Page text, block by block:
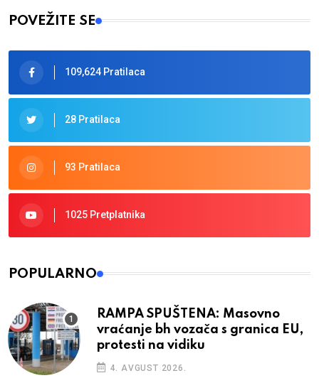
POVEŽITE SE
109,624 Pratilaca
28 Pratilaca
93 Pratilaca
1025 Pretplatnika
POPULARNO
RAMPA SPUŠTENA: Masovno
vraćanje bh vozača s granica EU,
protesti na vidiku
4. AVGUST 2026.